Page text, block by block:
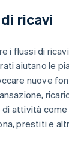
ricavi
i flussi di
aiutano le
nuove
di attività
prestiti e